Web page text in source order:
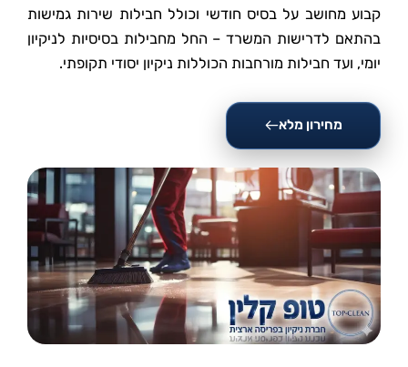
קבוע מחושב על בסיס חודשי וכולל חבילות שירות גמישות
בהתאם לדרישות המשרד – החל מחבילות בסיסיות לניקיון
יומי, ועד חבילות מורחבות הכוללות ניקיון יסודי תקופתי.
מחירון מלא